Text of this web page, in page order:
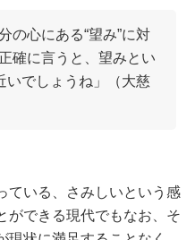
の心にある“望み”に対
確に言うと、望みとい
いでしょうね」（大慈
ている、さみしいという感
ができる現代でもなお、そ